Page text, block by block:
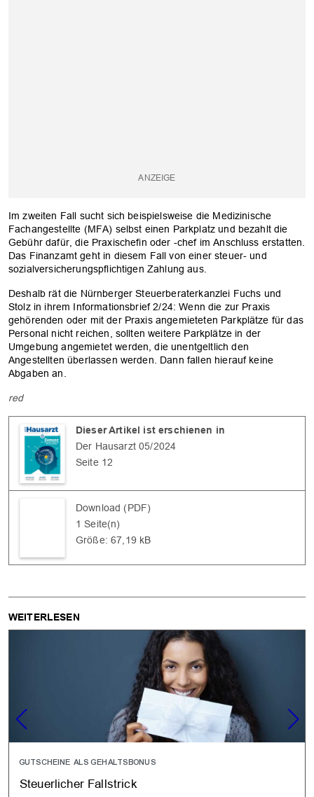
OK
Im zweiten Fall sucht sich beispielsweise die Medizinische
Fachangestellte (MFA) selbst einen Parkplatz und bezahlt die
Gebühr dafür, die Praxischefin oder -chef im Anschluss erstatten.
Das Finanzamt geht in diesem Fall von einer steuer- und
sozialversicherungspflichtigen Zahlung aus.
Deshalb rät die Nürnberger Steuerberaterkanzlei Fuchs und
Stolz in ihrem Informationsbrief 2/24: Wenn die zur Praxis
gehörenden oder mit der Praxis angemieteten Parkplätze für das
Personal nicht reichen, sollten weitere Parkplätze in der
Umgebung angemietet werden, die unentgeltlich den
Angestellten überlassen werden. Dann fallen hierauf keine
Abgaben an.
red
Dieser Artikel ist erschienen in
Der Hausarzt 05/2024
Seite 12
Download (PDF)
1 Seite(n)
Größe: 67,19 kB
WEITERLESEN
GUTSCHEINE ALS GEHALTSBONUS
Steuerlicher Fallstrick